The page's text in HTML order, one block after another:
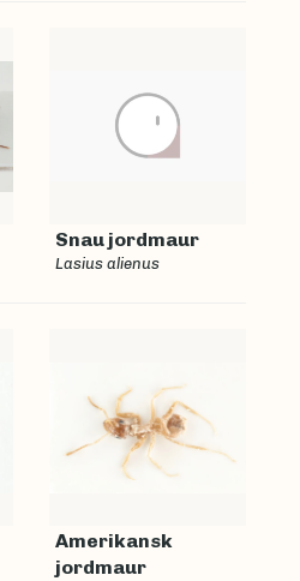
Snau jordmaur
Lasius alienus
Amerikansk
jordmaur